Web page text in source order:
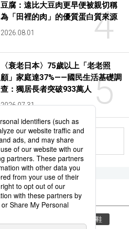
4
豆腐：遠比大豆肉更早便被親切稱
為「田裡的肉」的優質蛋白質來源
2026.08.01
5
〈衰老日本〉75歲以上「老老照
顧」家庭達37%——國民生活基礎調
查：獨居長者突破933萬人
2026.07.31
更多
脫鞋